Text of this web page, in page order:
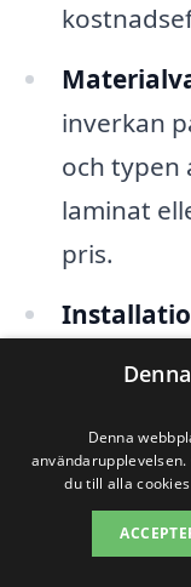
inverkan
och typen
laminat
pris.
för
offerter
erbjuder
att
Denna
du till alla